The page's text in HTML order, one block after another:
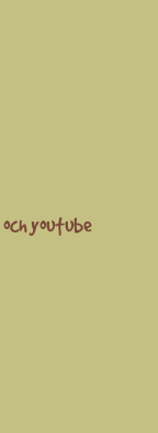
ochyoutube